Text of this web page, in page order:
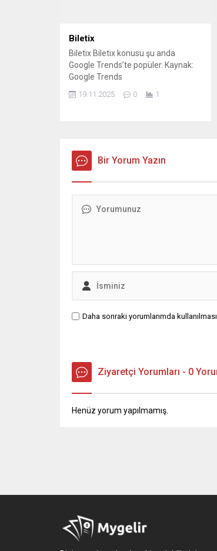
Biletix
Biletix Biletix konusu şu anda
Google Trends’te popüler. Kaynak:
Google Trends
19.11.2025 0 1
Bir Yorum Yazın
Daha sonraki yorumlarımda
Ziyaretçi Yorumları - 0
Henüz yorum yapılmamış.